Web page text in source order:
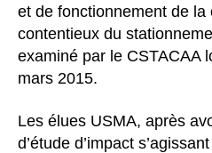
et de fonctionnement de la
contentieux du
examiné par le CSTACAA
mars 2015.
Les élues USMA, après
d’étude d’impact